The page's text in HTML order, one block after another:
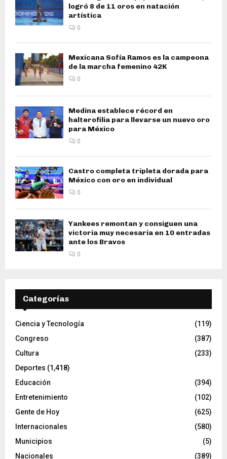
logró 8 de 11 oros en natación
artística
0
Mexicana Sofía Ramos es la campeona
de la marcha femenino 42K
0
Medina establece récord en
halterofilia para llevarse un nuevo oro
para México
0
Castro completa tripleta dorada para
México con oro en individual
0
Yankees remontan y consiguen una
victoria muy necesaria en 10 entradas
ante los Bravos
0
Categorías
Ciencia y Tecnología
(119)
Congreso
(387)
Cultura
(233)
Deportes (1,418)
Educación
(394)
Entretenimiento
(102)
Gente de Hoy
(625)
Internacionales
(580)
Municipios
(5)
Nacionales
(389)